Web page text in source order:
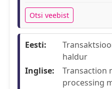
Otsi veebist
Eesti:
haldur
Inglise:
Transaction
processing